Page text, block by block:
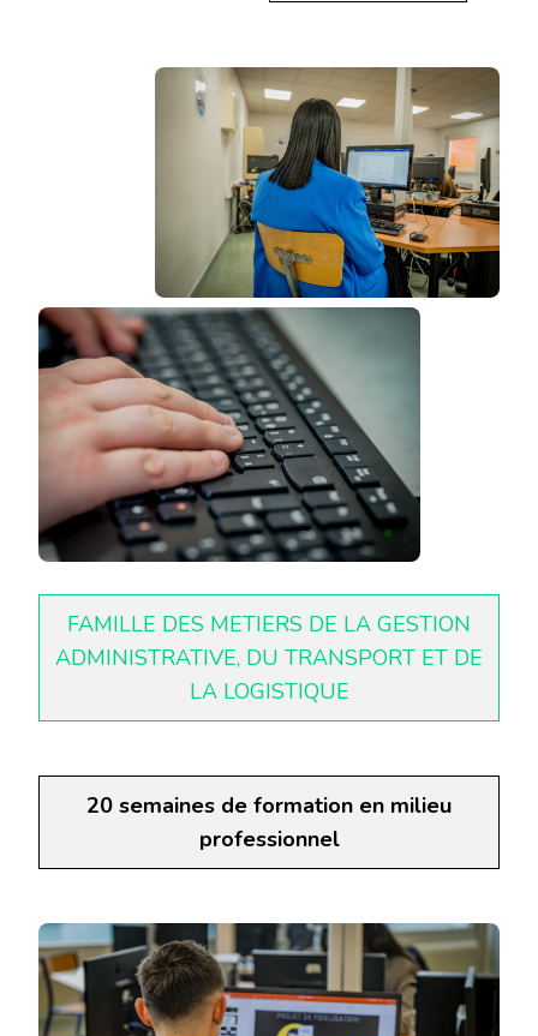
FAMILLE DES METIERS DE LA GESTION
ADMINISTRATIVE, DU TRANSPORT ET DE
LA LOGISTIQUE
20 semaines de formation en milieu
professionnel